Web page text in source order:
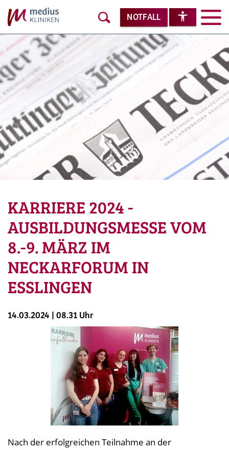
NOTFALL
KARRIERE 2024 -
AUSBILDUNGSMESSE VOM
8.-9. MÄRZ IM
NECKARFORUM IN
ESSLINGEN
14.03.2024 | 08.31 Uhr
Nach der erfolgreichen Teilnahme an der